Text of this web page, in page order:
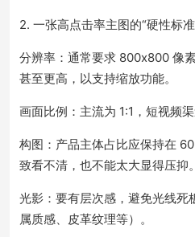
2. 一张高点击率主图的“硬性标准
分辨率：通常要求 800x800 像
甚至更高，以支持缩放功能。
画面比例：主流为 1:1，短视频渠
构图：产品主体占比应保持在
致看不清，也不能太大显得压抑。
光影：要有层次感，避免光线死
属质感、皮革纹理等）。